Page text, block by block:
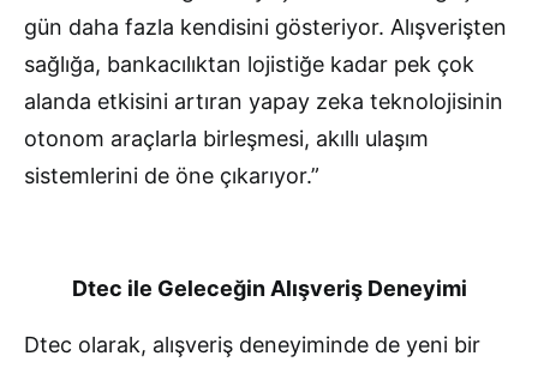
gün daha fazla kendisini gösteriyor. Alışverişten
sağlığa, bankacılıktan lojistiğe kadar pek çok
alanda etkisini artıran yapay zeka teknolojisinin
otonom araçlarla birleşmesi, akıllı ulaşım
sistemlerini de öne çıkarıyor.”
Dtec ile Geleceğin Alışveriş Deneyimi
Dtec olarak, alışveriş deneyiminde de yeni bir